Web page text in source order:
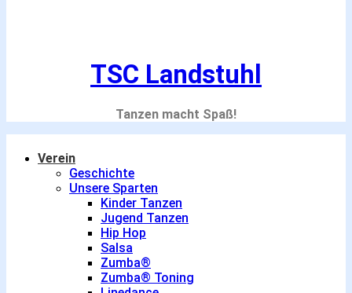
TSC Landstuhl
Tanzen macht Spaß!
Verein
Geschichte
Unsere Sparten
Kinder Tanzen
Jugend Tanzen
Hip Hop
Salsa
Zumba®
Zumba® Toning